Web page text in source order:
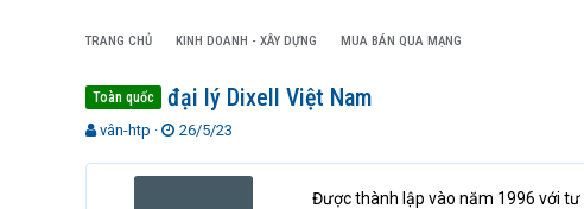
TRANG CHỦ KINH DOANH - XÂY DỰNG MUA BÁN QUA MẠNG
Toàn quốc đại lý Dixell Việt Nam
T
vân-htp
N
à
26/5/23
Được thành lập vào năm 1996 với tư